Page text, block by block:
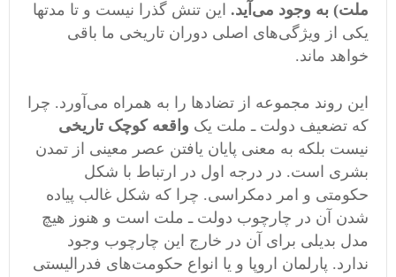
ملت) به وجود می‌آید. این تنش گذرا نیست و تا مدتها
یکی از ویژگی‌های اصلی دوران تاریخی ما باقی
خواهد ماند.
این روند مجموعه از تضاد‌ها را به همراه می‌آورد. چرا
که تضعیف دولت ـ ملت یک واقعه کوچک تاریخی
نیست بلکه به معنی پایان یافتن عصر معینی از تمدن
بشری است. در درجه اول در ارتباط با شکل
حکومتی و امر دمکراسی. چرا که شکل غالب پیاده
شدن آن در چارچوب دولت ـ ملت است و هنوز هیچ
مدل بدیلی برای آن در خارج این چارچوب وجود
ندارد. پارلمان اروپا و یا انواع حکومت‌های فدرالیستی